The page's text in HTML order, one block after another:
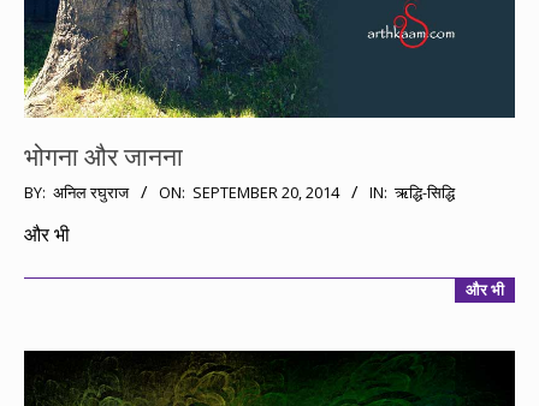
भोगना और जानना
2014-
09-
BY: अनिल रघुराज ON: SEPTEMBER 20, 2014 IN: ऋद्धि-सिद्धि
और भी
और भी